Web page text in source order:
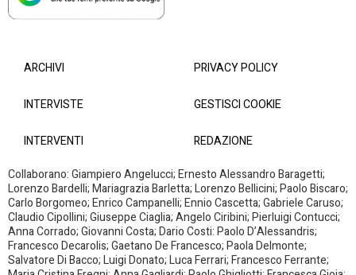
ARCHIVI
INTERVISTE
INTERVENTI
PRIVACY POLICY
GESTISCI COOKIE
REDAZIONE
Collaborano: Giampiero Angelucci; Ernesto Alessandro Baragetti;
Lorenzo Bardelli; Mariagrazia Barletta; Lorenzo Bellicini; Paolo Biscaro;
Carlo Borgomeo; Enrico Campanelli; Ennio Cascetta; Gabriele Caruso;
Claudio Cipollini; Giuseppe Ciaglia; Angelo Ciribini; Pierluigi Contucci;
Anna Corrado; Giovanni Costa; Dario Costi: Paolo D’Alessandris;
Francesco Decarolis; Gaetano De Francesco; Paola Delmonte;
Salvatore Di Bacco; Luigi Donato; Luca Ferrari; Francesco Ferrante;